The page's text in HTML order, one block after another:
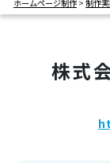
お
ホームページ制作> 制作
株式